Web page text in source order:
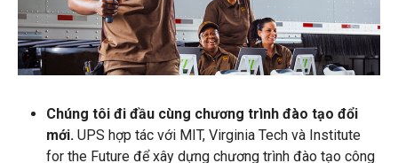
Chúng tôi đi đầu cùng chương trình đào tạo đổi
mới. UPS hợp tác với MIT, Virginia Tech và Institute
for the Future để xây dựng chương trình đào tạo công